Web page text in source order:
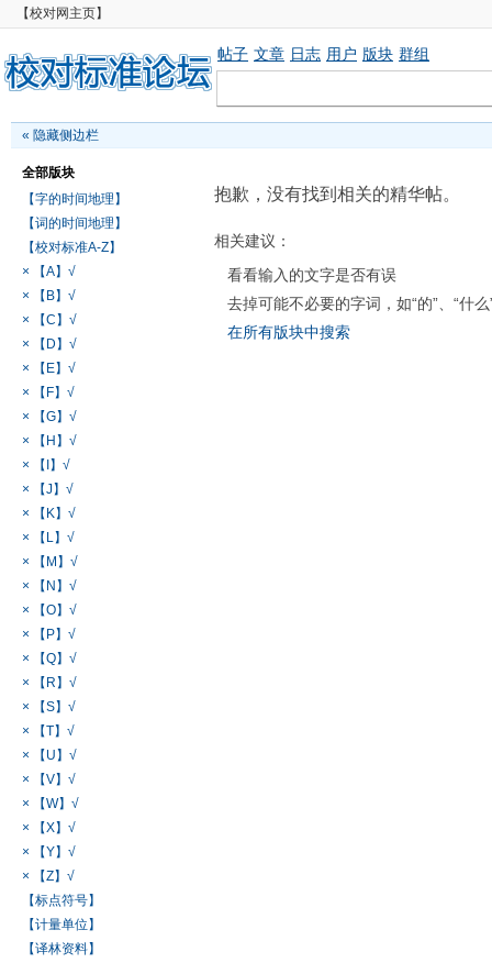
【校对网主页】
帖子 文章 日志 用户 版块 群组
« 隐藏侧边栏
全部版块
【字的时间地理】
【词的时间地理】
【校对标准A-Z】
× 【A】√
× 【B】√
× 【C】√
× 【D】√
× 【E】√
× 【F】√
× 【G】√
× 【H】√
× 【I】√
× 【J】√
× 【K】√
× 【L】√
× 【M】√
× 【N】√
× 【O】√
× 【P】√
× 【Q】√
× 【R】√
× 【S】√
× 【T】√
× 【U】√
× 【V】√
× 【W】√
× 【X】√
× 【Y】√
× 【Z】√
【标点符号】
【计量单位】
【译林资料】
抱歉，没有找到相关的精华帖。
相关建议：
看看输入的文字是否有误
去掉可能不必要的字词，如“的”、“什么
在所有版块中搜索